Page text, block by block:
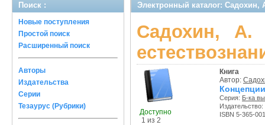
Поиск :
Новые поступления
Простой поиск
Расширенный поиск
Авторы
Издательства
Серии
Тезаурус (Рубрики)
Электронный каталог: Садохин,
Садохин, А.
Доступно
1 из 2
Книга
Автор:
Серия: Б-ка
Издательство:
ISBN 5-365-